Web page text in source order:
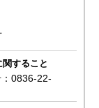
すること
0836-22-